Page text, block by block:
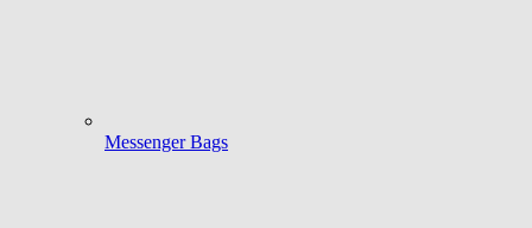
Messenger Bags